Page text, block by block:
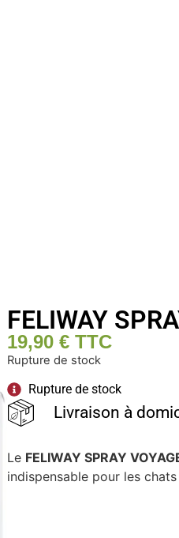
FELIWAY
19,90 €TTC
Rupture de stock
Rupture de stock
Livraison à
Le FELIWAY SPRAY
indispensable pour les